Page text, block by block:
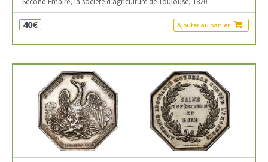
40€ Ajouter au panier